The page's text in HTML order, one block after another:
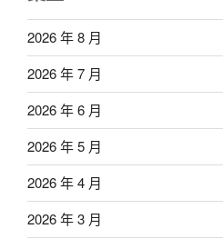
2026 年 8 月
2026 年 7 月
2026 年 6 月
2026 年 5 月
2026 年 4 月
2026 年 3 月